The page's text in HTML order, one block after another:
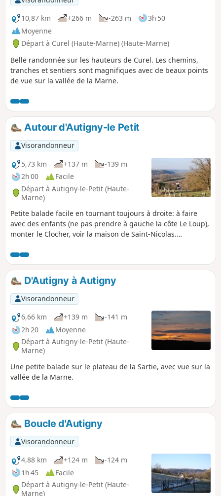
10,87 km
+266 m -263 m
3h 50
Moyenne
Départ à Curel (Haute-Marne) (Haute-Marne)
Belle randonnée sur les hauteurs de Curel. Les chemins,
tranches et sentiers sont magnifiques avec de beaux points
de vue sur la vallée de la Marne.
Autour d'Autigny-le Petit
Visorandonneur
5,73 km
+137 m
-139 m
2h 00
Facile
Départ à Autigny-le-Petit (Haute-
Marne)
Petite balade facile en tournant toujours à droite: à faire
avec des enfants (ne pas prendre à gauche la côte Le Loup),
monter le Clocher, voir la maison de Saint-Nicolas.
D'Autigny à Autigny
Visorandonneur
6,66 km
+139 m
-141 m
2h 20
Moyenne
Départ à Autigny-le-Petit (Haute-
Marne)
Une petite balade sur le plateau de la Sartie, avec vue sur la
vallée de la Marne.
Boucle d'Autigny
Visorandonneur
4,88 km
+124 m
-124 m
1h 45
Facile
Départ à Autigny-le-Petit (Haute-
Marne)